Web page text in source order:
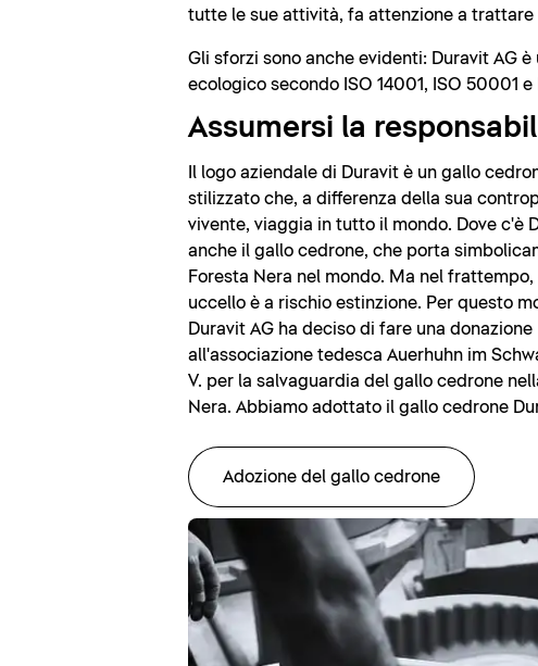
tutte le sue attività, fa attenzione a
Gli sforzi sono anche evidenti: Duravit AG
ecologico secondo ISO 14001, ISO 50001 e
Assumersi la
Il logo aziendale di Duravit è un gallo
stilizzato che, a differenza della sua
vivente, viaggia in tutto il mondo. Dove c'è
anche il gallo cedrone, che porta
Foresta Nera nel mondo. Ma nel
uccello è a rischio estinzione. Per questo
Duravit AG ha deciso di fare una donazione
all'associazione tedesca Auerhuhn im
V. per la salvaguardia del gallo cedrone
Nera. Abbiamo adottato il gallo cedrone
Adozione del gallo cedrone